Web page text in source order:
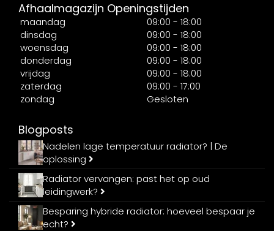
Afhaalmagazijn Openingstijden
maandag
09:00 - 18:00
dinsdag
09:00 - 18:00
woensdag
09:00 - 18:00
donderdag
09:00 - 18:00
vrijdag
09:00 - 18:00
zaterdag
09:00 - 17:00
zondag
Gesloten
Blogposts
Nadelen lage temperatuur radiator? | De
oplossing
Radiator vervangen: past het op oud
leidingwerk?
Besparing hybride radiator: hoeveel bespaar je
echt?